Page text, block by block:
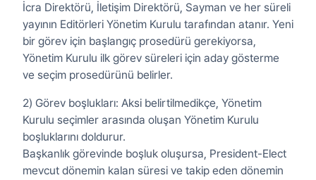
İcra Direktörü, İletişim Direktörü, Sayman ve her süreli
yayının Editörleri Yönetim Kurulu tarafından atanır. Yeni
bir görev için başlangıç prosedürü gerekiyorsa,
Yönetim Kurulu ilk görev süreleri için aday gösterme
ve seçim prosedürünü belirler.
2) Görev boşlukları: Aksi belirtilmedikçe, Yönetim
Kurulu seçimler arasında oluşan Yönetim Kurulu
boşluklarını doldurur.
Başkanlık görevinde boşluk oluşursa, President-Elect
mevcut dönemin kalan süresi ve takip eden dönemin